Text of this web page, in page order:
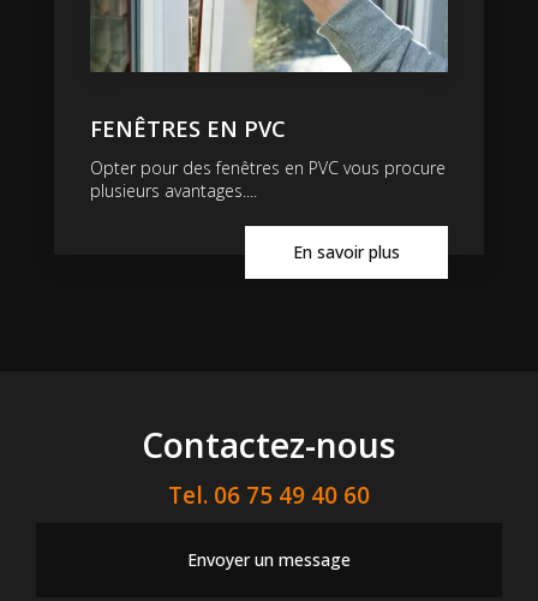
FENÊTRES EN PVC
Opter pour des fenêtres en PVC vous procure
plusieurs avantages....
En savoir plus
Contactez-nous
Tel. 06 75 49 40 60
Envoyer un message